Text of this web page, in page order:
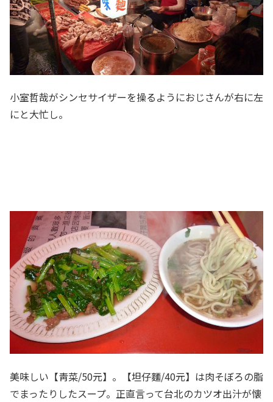
小室哲哉がシンセサイザーを操るようにおじさんが右に左
にと大忙し。
美味しい【靑菜/50元】。【坦仔麵/40元】は肉そぼろの脂
でまったりしたスープ。正直言って台北のカツオ出汁が懐